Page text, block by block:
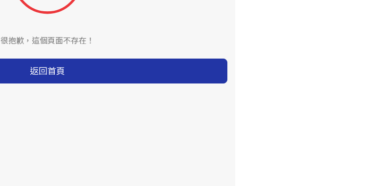
很抱歉，這個頁面不存在！
返回首頁